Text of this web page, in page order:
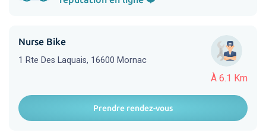
À 6.1 Km
Nurse Bike
1 Rte Des Laquais, 16600 Mornac
Prendre rendez-vous